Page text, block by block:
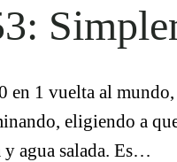
1 vuelta al
eligiendo a
y agua salada. Es…